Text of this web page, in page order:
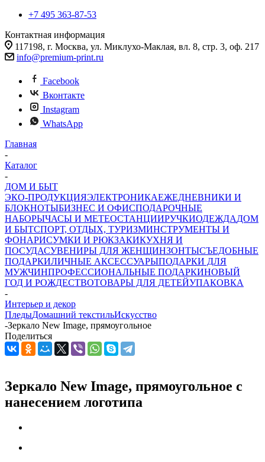
+7 495 363-87-53
Контактная информация
117198, г. Москва, ул. Миклухо-Маклая, вл. 8, стр. 3, оф. 217
info@premium-print.ru
Facebook
Вконтакте
Instagram
WhatsApp
Главная
-
Каталог
-
ДОМ И БЫТ
ЭКО-ПРОДУКЦИЯЭЛЕКТРОНИКАЕЖЕДНЕВНИКИ И
БЛОКНОТЫБИЗНЕС И ОФИСПОДАРОЧНЫЕ
НАБОРЫЧАСЫ И МЕТЕОСТАНЦИИРУЧКИОДЕЖДАДОМ
И БЫТСПОРТ, ОТДЫХ, ТУРИЗМИНСТРУМЕНТЫ И
ФОНАРИСУМКИ И РЮКЗАКИКУХНЯ И
ПОСУДАСУВЕНИРЫ ДЛЯ ЖЕНЩИНЗОНТЫСЪЕДОБНЫЕ
ПОДАРКИЛИЧНЫЕ АКСЕССУАРЫПОДАРКИ ДЛЯ
МУЖЧИНПРОФЕССИОНАЛЬНЫЕ ПОДАРКИНОВЫЙ
ГОД И РОЖДЕСТВОТОВАРЫ ДЛЯ ДЕТЕЙУПАКОВКА
-
Интерьер и декор
ПледыДомашний текстильИскусство
-Зеркало New Image, прямоугольное
Поделиться
Зеркало New Image, прямоугольное с
нанесением логотипа